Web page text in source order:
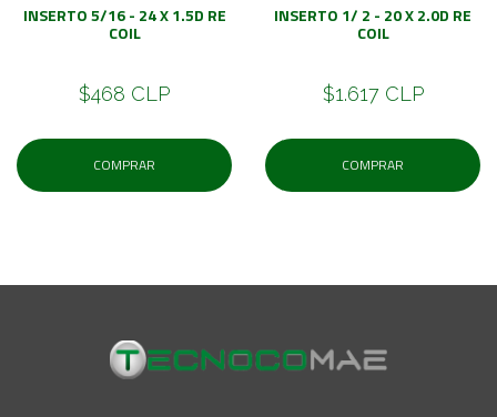
INSERTO 5/16 - 24 X 1.5D RE
COIL
$468 CLP
COMPRAR
INSERTO 1/ 2 - 20 X 2.0D RE
COIL
$1.617 CLP
COMPRAR